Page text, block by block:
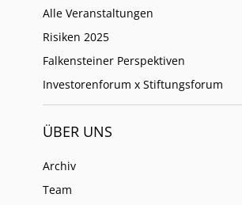
Alle Veranstaltungen
Risiken 2025
Falkensteiner Perspektiven
Investorenforum x Stiftungsforum
ÜBER UNS
Archiv
Team